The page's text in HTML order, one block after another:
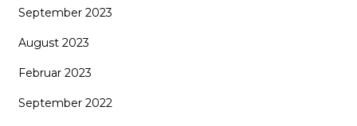
September 2023
August 2023
Februar 2023
September 2022